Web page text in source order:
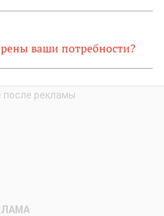
ваши потребности?